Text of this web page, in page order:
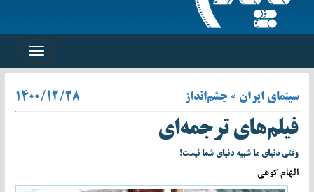
Toggle
سینمای ایران » چشم‌انداز ۱۴۰۰/۱۲/۲۸
فیلم‌های ترجمه‌ای
وقتی دنیای ما شبیه دنیای شما نیست!
الهام کوهی